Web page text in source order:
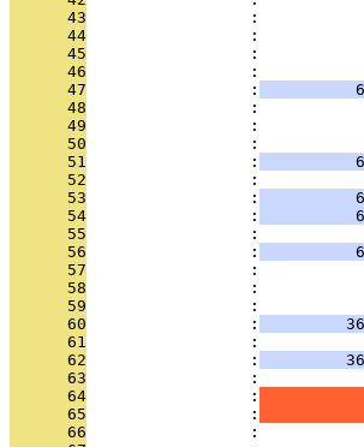
      43
:
      44
:
      45
:
      46
:
      47
                 :
      48
:
      49
:
      50
:
      51
                 :
      52
:
      53
                 :
      54
                 :
      55
:
      56
                 :
      57
:
      58
:
      59
:
      60
                 :
      61
:
      62
                 :
      63
:
      64
                 :
      65
                 :
      66
: